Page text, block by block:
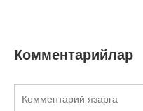
Комментарийлар